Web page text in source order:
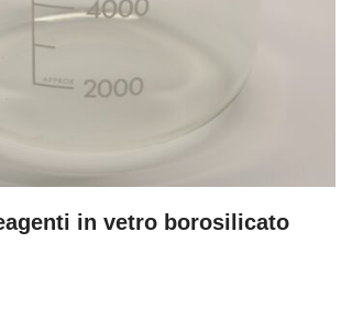
in vetro borosilicato